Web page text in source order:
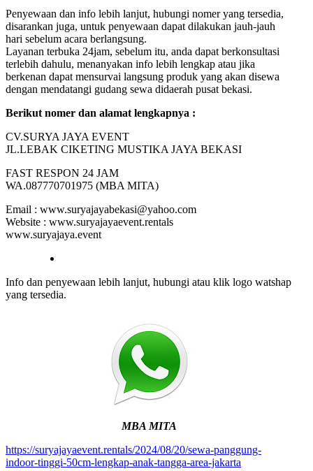
Penyewaan dan info lebih lanjut, hubungi nomer yang tersedia,
disarankan juga, untuk penyewaan dapat dilakukan jauh-jauh
hari sebelum acara berlangsung.
Layanan terbuka 24jam, sebelum itu, anda dapat berkonsultasi
terlebih dahulu, menanyakan info lebih lengkap atau jika
berkenan dapat mensurvai langsung produk yang akan disewa
dengan mendatangi gudang sewa didaerah pusat bekasi.
Berikut nomer dan alamat lengkapnya :
CV.SURYA JAYA EVENT
JL.LEBAK CIKETING MUSTIKA JAYA BEKASI
FAST RESPON 24 JAM
WA.087770701975 (MBA MITA)
Email : www.suryajayabekasi@yahoo.com
Website : www.suryajayaevent.rentals
www.suryajaya.event
Info dan penyewaan lebih lanjut, hubungi atau klik logo watshap
yang tersedia.
MBA MITA
https://suryajayaevent.rentals/2024/08/20/sewa-panggung-
indoor-tinggi-50cm-lengkap-anak-tangga-area-jakarta